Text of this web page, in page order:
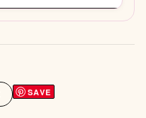
SAVE